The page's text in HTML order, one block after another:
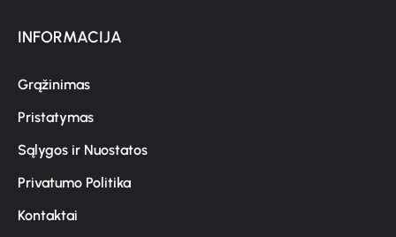
INFORMACIJA
Grąžinimas
Pristatymas
Sąlygos ir Nuostatos
Privatumo Politika
Kontaktai